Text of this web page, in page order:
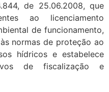
de 25.06.2008, que
ao licenciamento
de funcionamento,
normas de proteção ao
hídricos e estabelece
de fiscalização e